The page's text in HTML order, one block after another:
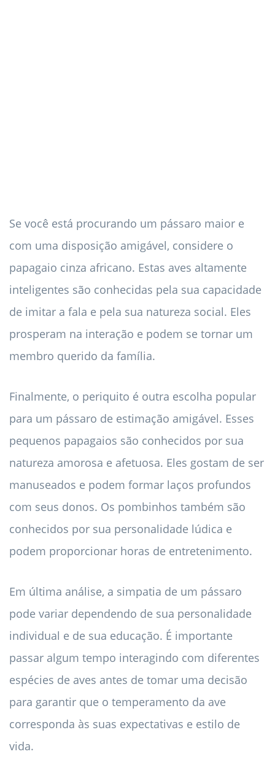
Se você está procurando um pássaro maior e
com uma disposição amigável, considere o
papagaio cinza africano. Estas aves altamente
inteligentes são conhecidas pela sua capacidade
de imitar a fala e pela sua natureza social. Eles
prosperam na interação e podem se tornar um
membro querido da família.
Finalmente, o periquito é outra escolha popular
para um pássaro de estimação amigável. Esses
pequenos papagaios são conhecidos por sua
natureza amorosa e afetuosa. Eles gostam de ser
manuseados e podem formar laços profundos
com seus donos. Os pombinhos também são
conhecidos por sua personalidade lúdica e
podem proporcionar horas de entretenimento.
Em última análise, a simpatia de um pássaro
pode variar dependendo de sua personalidade
individual e de sua educação. É importante
passar algum tempo interagindo com diferentes
espécies de aves antes de tomar uma decisão
para garantir que o temperamento da ave
corresponda às suas expectativas e estilo de
vida.